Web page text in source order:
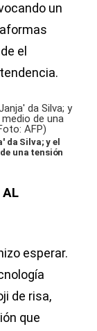
un
el
da Silva; y el
una tensión
AL
esperar.
de risa,
que